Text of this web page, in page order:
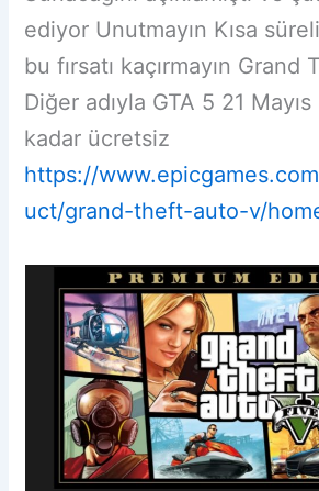
ediyor Unutmayın Kısa
bu fırsatı kaçırmayın
Diğer adıyla GTA 5 21 Mayıs
kadar ücretsiz
https://
uct/grand-theft-auto-v/